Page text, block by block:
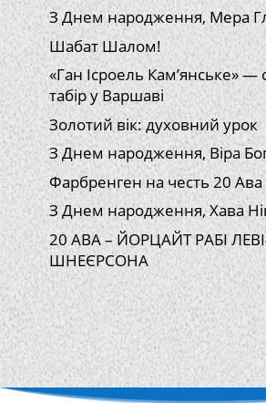
З Днем народження, Мера
Шабат Шалом!
«Ган Ісроель Кам’янське» —
табір у Варшаві
Золотий вік: духовний урок
З Днем народження, Віра
Фарбренген на честь 20 Ава
З Днем народження, Хава
20 АВА – ЙОРЦАЙТ РАБІ
ШНЕЄРСОНА